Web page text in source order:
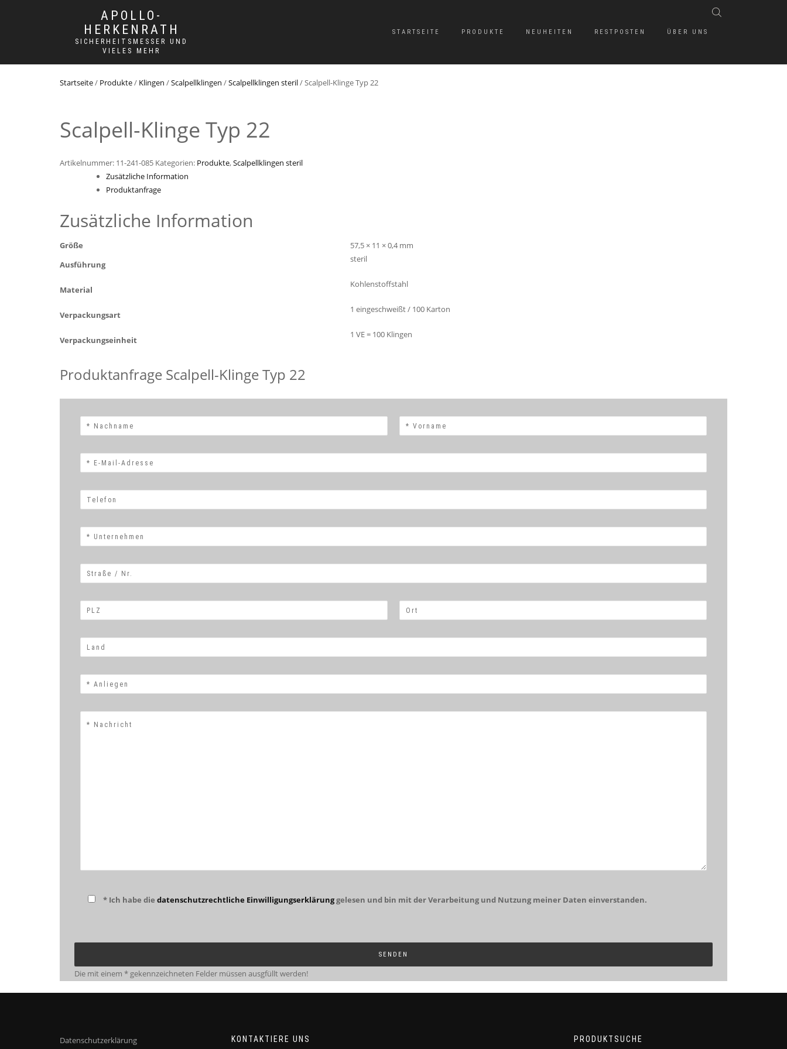
APOLLO-
HERKENRATH
SICHERHEITSMESSER UND
VIELES MEHR
STARTSEITE PRODUKTE NEUHEITEN RESTPOSTEN ÜBER UNS
Startseite/ Produkte/ Klingen /Scalpellklingen /Scalpellklingen steril/ Scalpell-Klinge Typ 22
Scalpell-Klinge Typ 22
Artikelnummer: 11-241-085 Kategorien: Produkte,Scalpellklingen steril
Zusätzliche Information
Produktanfrage
Zusätzliche Information
Größe
57,5 × 11 × 0,4 mm
Ausführung
steril
Material
Kohlenstoffstahl
Verpackungsart
1 eingeschweißt / 100 Karton
Verpackungseinheit
1 VE = 100 Klingen
Produktanfrage Scalpell-Klinge Typ 22
* Ich habe die datenschutzrechtliche Einwilligungserklärunggelesen und bin mit der Verarbeitung und Nutzung meiner Daten einverstanden.
Die mit einem * gekennzeichneten Felder müssen ausgfüllt werden!
Datenschutzerklärung
KONTAKTIERE UNS PRODUKTSUCHE